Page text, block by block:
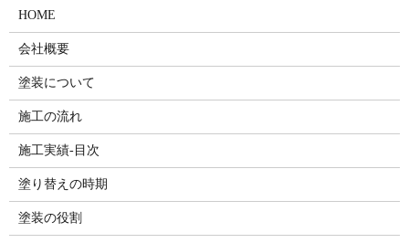
HOME
会社概要
塗装について
施工の流れ
施工実績-目次
塗り替えの時期
塗装の役割